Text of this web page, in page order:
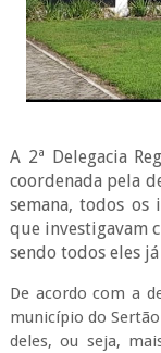
A 2ª Delegacia
coordenada pela
semana, todos
que investigavam
sendo todos eles
De acordo com a
município do
deles, ou seja,